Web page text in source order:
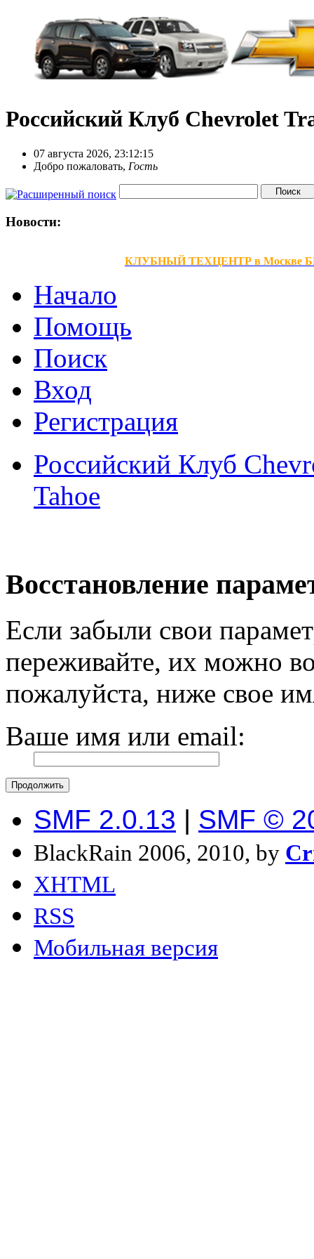
Российский Клуб Chevrolet
07 августа 2026, 23:12:15
Добро пожаловать, Гость
Новости:
КЛУБНЫЙ ТЕХЦЕНТР в Москве
Начало
Помощь
Поиск
Вход
Регистрация
Российский Клуб
Tahoe
Восстановление
Если забыли свои
переживайте, их можно
пожалуйста, ниже свое
Ваше имя или email:
SMF 2.0.13 | SMF ©
BlackRain 2006, 2010, by
XHTML
RSS
Мобильная версия